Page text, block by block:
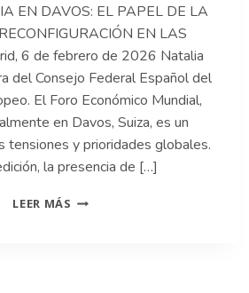
EN DAVOS: EL PAPEL DE LA
EN LAS
6 de febrero de 2026 Natalia
del Consejo Federal Español del
El Foro Económico Mundial,
en Davos, Suiza, es un
tensiones y prioridades globales.
la presencia de […]
LEER MÁS 5.